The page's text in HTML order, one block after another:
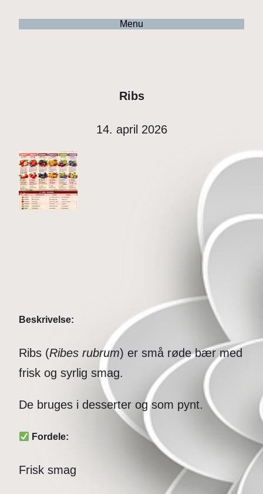
Menu
Ribs
14. april 2026
Beskrivelse:
Ribs (Ribes rubrum) er små røde bær med
frisk og syrlig smag.
De bruges i desserter og som pynt.
Fordele:
Frisk smag